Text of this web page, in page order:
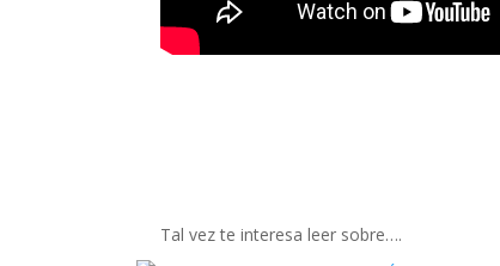
Tal vez te interesa leer sobre….